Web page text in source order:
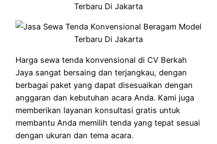
Harga sewa tenda konvensional di CV Berkah
Jaya sangat bersaing dan terjangkau, dengan
berbagai paket yang dapat disesuaikan dengan
anggaran dan kebutuhan acara Anda. Kami juga
memberikan layanan konsultasi gratis untuk
membantu Anda memilih tenda yang tepat sesuai
dengan ukuran dan tema acara.